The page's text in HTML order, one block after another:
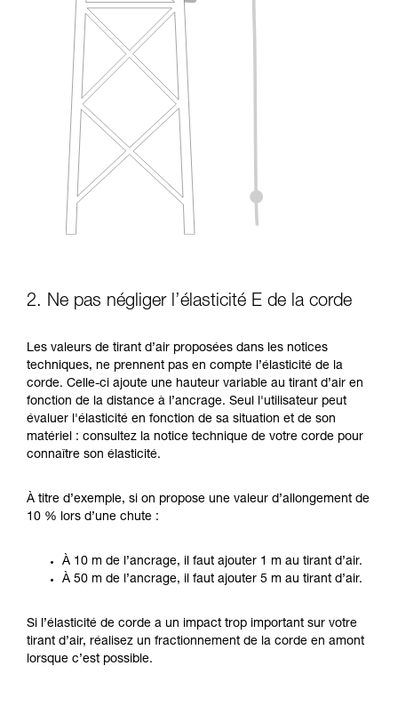
2. Ne pas négliger l’élasticité E de la corde
Les valeurs de tirant d’air proposées dans les notices
techniques, ne prennent pas en compte l’élasticité de la
corde. Celle-ci ajoute une hauteur variable au tirant d’air en
fonction de la distance à l’ancrage. Seul l'utilisateur peut
évaluer l'élasticité en fonction de sa situation et de son
matériel : consultez la notice technique de votre corde pour
connaître son élasticité.
À titre d’exemple, si on propose une valeur d’allongement de
10 % lors d’une chute :
À 10 m de l’ancrage, il faut ajouter 1 m au tirant d’air.
À 50 m de l’ancrage, il faut ajouter 5 m au tirant d’air.
Si l’élasticité de corde a un impact trop important sur votre
tirant d’air, réalisez un fractionnement de la corde en amont
lorsque c’est possible.